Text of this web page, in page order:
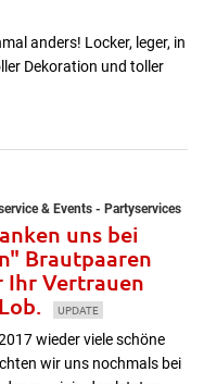
anders! Locker, leger, in
Dekoration und toller
& Events - Partyservices
uns bei
Brautpaaren
Ihr Vertrauen
UPDATE
wieder viele schöne
wir uns nochmals bei